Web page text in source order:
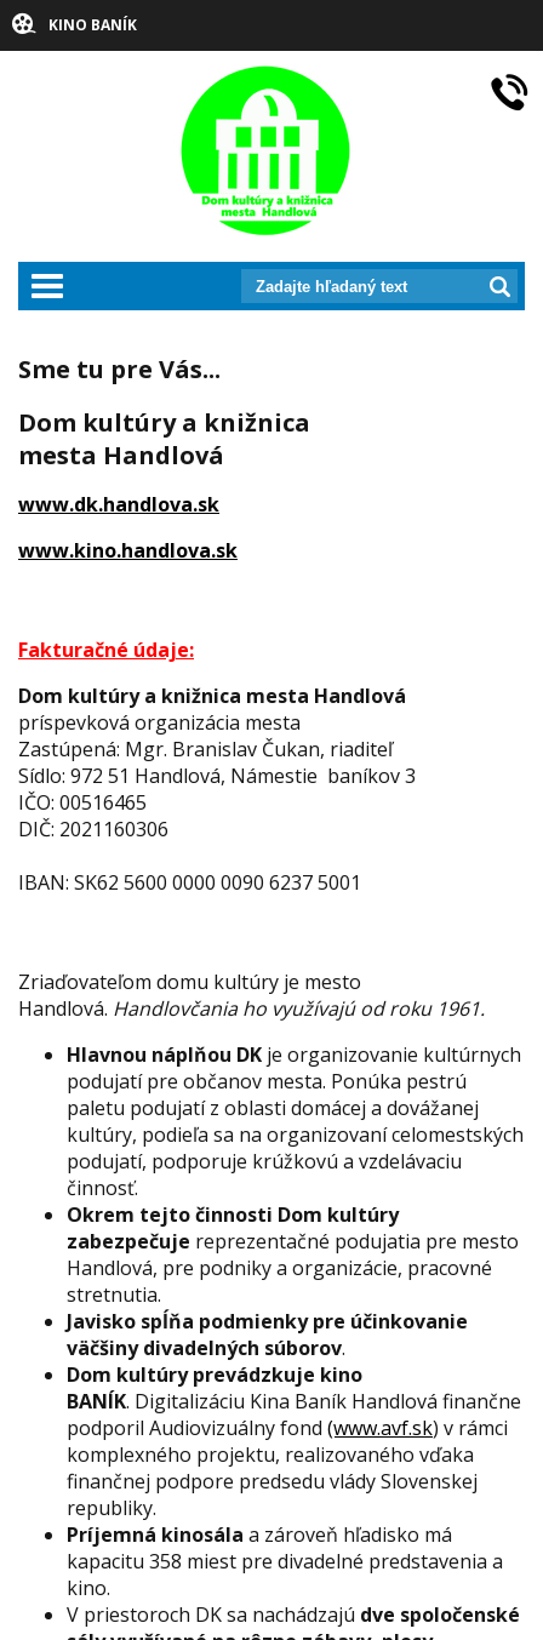
KINO BANÍK
prepnut_navigaciu
Sme tu pre Vás...
Dom kultúry a knižnica
mesta Handlová
www.dk.handlova.sk
www.kino.handlova.sk
Fakturačné údaje:
Dom kultúry a knižnica mesta Handlová
príspevková organizácia mesta
Zastúpená: Mgr. Branislav Čukan, riaditeľ
Sídlo: 972 51 Handlová, Námestie baníkov 3
IČO: 00516465
DIČ: 2021160306
IBAN: SK62 5600 0000 0090 6237 5001
Zriaďovateľom domu kultúry je mesto
Handlová. Handlovčania ho využívajú od roku 1961.
Hlavnou náplňou DK je organizovanie kultúrnych
podujatí pre občanov mesta. Ponúka pestrú
paletu podujatí z oblasti domácej a dovážanej
kultúry, podieľa sa na organizovaní celomestských
podujatí, podporuje krúžkovú a vzdelávaciu
činnosť.
Okrem tejto činnosti Dom kultúry
zabezpečuje reprezentačné podujatia pre mesto
Handlová, pre podniky a organizácie, pracovné
stretnutia.
Javisko spĺňa podmienky pre účinkovanie
väčšiny divadelných súborov.
Dom kultúry prevádzkuje kino
BANÍK. Digitalizáciu Kina Baník Handlová finančne
podporil Audiovizuálny fond (www.avf.sk) v rámci
komplexného projektu, realizovaného vďaka
finančnej podpore predsedu vlády Slovenskej
republiky.
Príjemná kinosála a zároveň hľadisko má
kapacitu 358 miest pre divadelné predstavenia a
kino.
V priestoroch DK sa nachádzajú dve spoločenské